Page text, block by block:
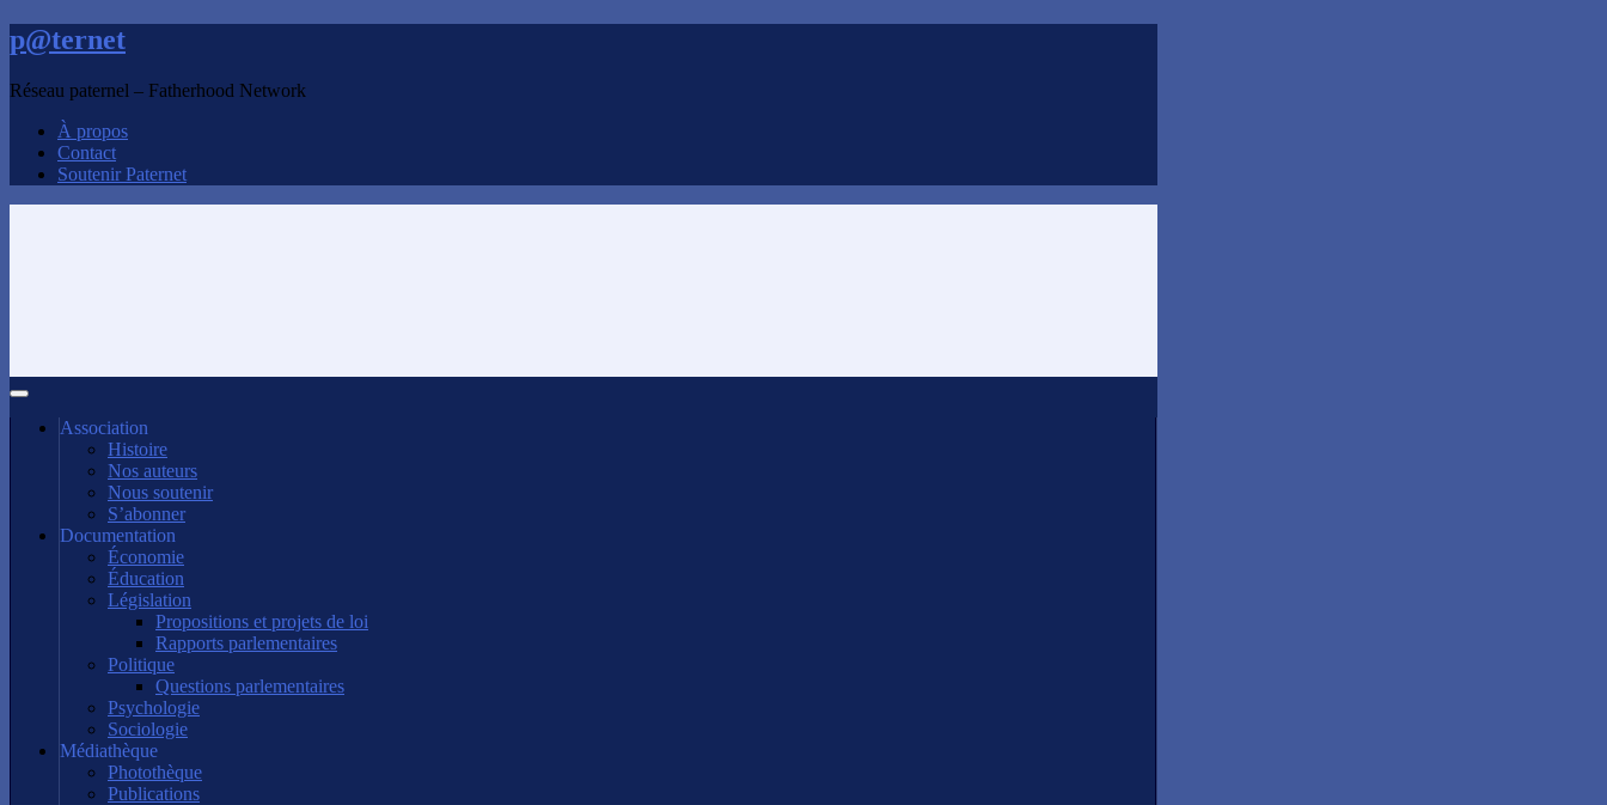
p@ternet
Réseau paternel – Fatherhood Network
À propos
Contact
Soutenir Paternet
Association
Histoire
Nos auteurs
Nous soutenir
S’abonner
Documentation
Économie
Éducation
Législation
Propositions et projets de loi
Rapports parlementaires
Politique
Questions parlementaires
Psychologie
Sociologie
Médiathèque
Photothèque
Publications